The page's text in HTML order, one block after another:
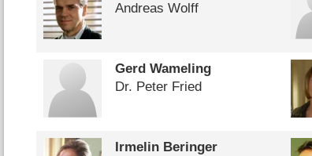
Andreas Wolff
Gerd Wameling
Dr. Peter Fried
Irmelin Beringer